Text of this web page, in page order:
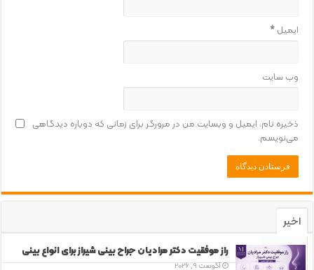
ایمیل*
وب‌ سایت
ذخیره نام، ایمیل و وبسایت من در مرورگر برای زمانی که دوباره دیدگاهی
می‌نویسم.
اخیر
محبوب
راز موفقیت دکتر مرادیان جراح بینی شیراز برای انواع بینی
آگوست 9, 2026